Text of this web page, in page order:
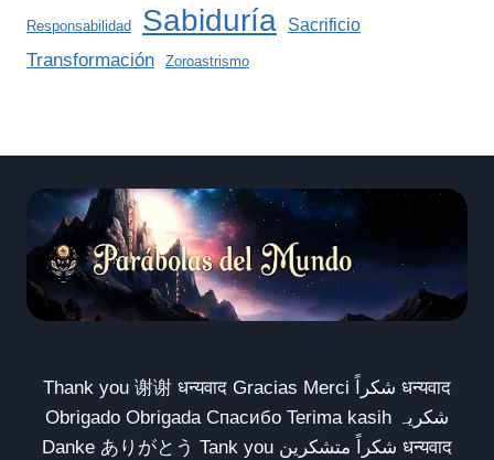
Responsabilidad Sabiduría Sacrificio
Transformación Zoroastrismo
Thank you 谢谢 धन्यवाद Gracias Merci شكراً धन्यवाद
Obrigado Obrigada Спасибо Terima kasih شکریہ
Danke ありがとう Tank you شكراً متشكرين धन्यवाद